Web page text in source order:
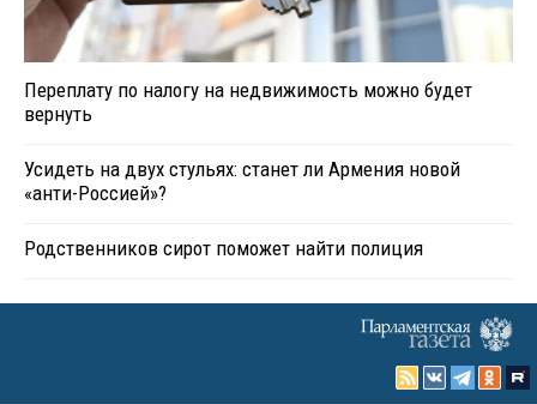
Переплату по налогу на недвижимость можно будет
вернуть
Усидеть на двух стульях: станет ли Армения новой
«анти-Россией»?
Родственников сирот поможет найти полиция